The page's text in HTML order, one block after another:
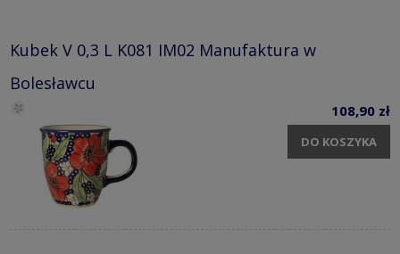
Kubek V 0,3 L K081 IM02 Manufaktura w
Bolesławcu
108,90 zł
DO KOSZYKA